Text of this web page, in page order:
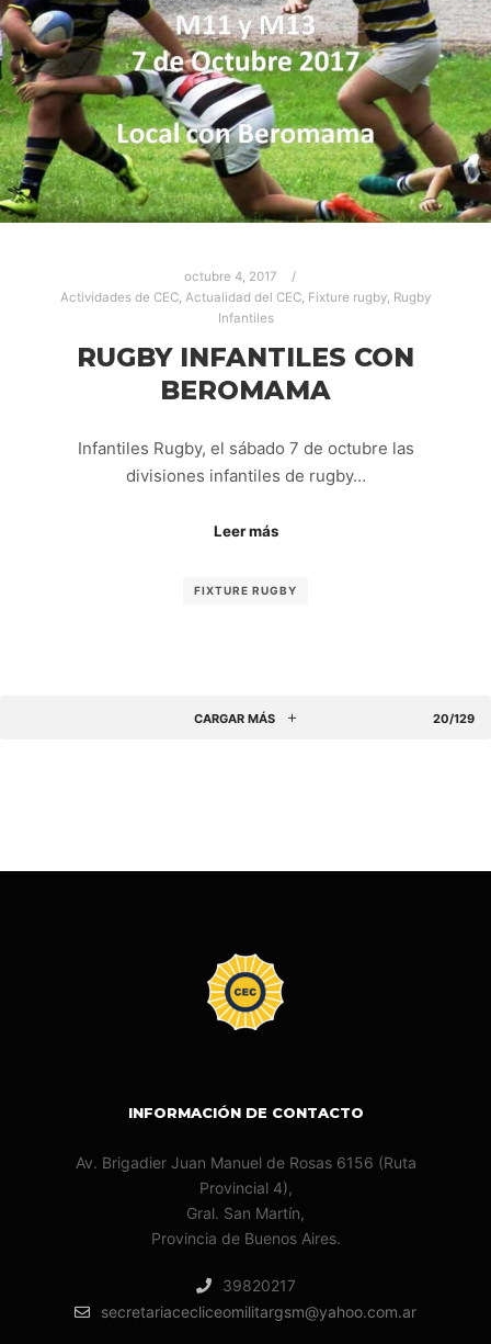
octubre 4, 2017
Actividades de CEC Actualidad del CEC Fixture rugby Rugby
Infantiles
RUGBY INFANTILES CON
BEROMAMA
Infantiles Rugby, el sábado 7 de octubre las
divisiones infantiles de rugby…
Leer más
FIXTURE RUGBY
CARGAR MÁS 20/129
INFORMACIÓN DE CONTACTO
Av. Brigadier Juan Manuel de Rosas 6156 (Ruta
Provincial 4),
Gral. San Martín,
Provincia de Buenos Aires.
39820217
secretariacecliceomilitargsm@yahoo.com.ar